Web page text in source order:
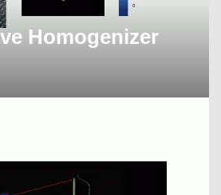
Homogenizer